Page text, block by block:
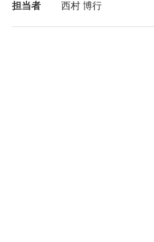
担当者 西村 博行